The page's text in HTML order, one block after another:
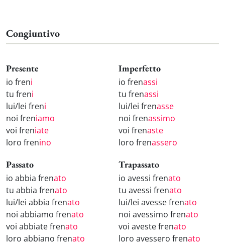
Congiuntivo
Presente
io freni
tu freni
lui/lei freni
noi freniamo
voi freniate
loro frenino
Imperfetto
io frenassi
tu frenassi
lui/lei frenasse
noi frenassimo
voi frenaste
loro frenassero
Passato
io abbia frenato
tu abbia frenato
lui/lei abbia frenato
noi abbiamo frenato
voi abbiate frenato
loro abbiano frenato
Trapassato
io avessi frenato
tu avessi frenato
lui/lei avesse frenato
noi avessimo frenato
voi aveste frenato
loro avessero frenato